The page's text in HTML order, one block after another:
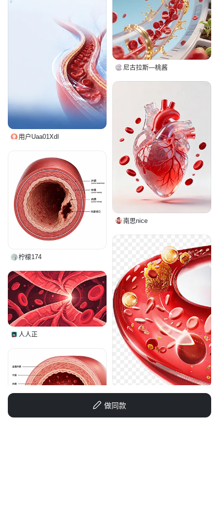
做同款
用户Uaa01XdI
尼古拉斯—桃酱
南思nice
柠檬174
ruKY8xv2
人人正